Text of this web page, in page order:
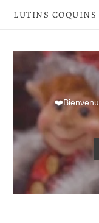
zumLUTINS